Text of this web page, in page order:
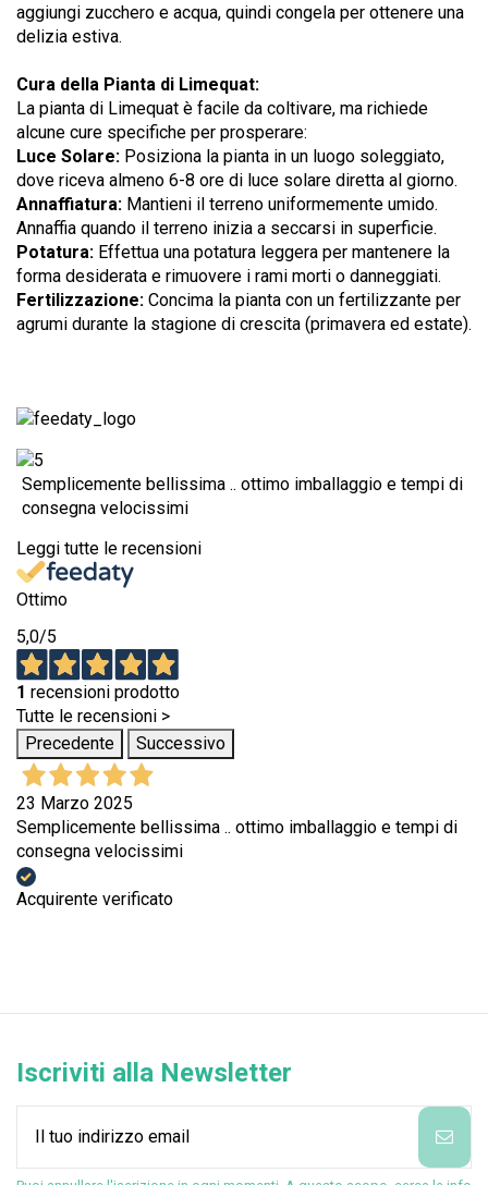
aggiungi zucchero e acqua, quindi congela per ottenere una
delizia estiva.
Cura della Pianta di Limequat:
La pianta di Limequat è facile da coltivare, ma richiede
alcune cure specifiche per prosperare:
Luce Solare: Posiziona la pianta in un luogo soleggiato,
dove riceva almeno 6-8 ore di luce solare diretta al giorno.
Annaffiatura: Mantieni il terreno uniformemente umido.
Annaffia quando il terreno inizia a seccarsi in superficie.
Potatura: Effettua una potatura leggera per mantenere la
forma desiderata e rimuovere i rami morti o danneggiati.
Fertilizzazione: Concima la pianta con un fertilizzante per
agrumi durante la stagione di crescita (primavera ed estate).
Semplicemente bellissima .. ottimo imballaggio e tempi di
consegna velocissimi
Leggi tutte le recensioni
Ottimo
5,0/5
1 recensioni prodotto
Tutte le recensioni >
Precedente
Successivo
23 Marzo 2025
Semplicemente bellissima .. ottimo imballaggio e tempi di
consegna velocissimi
Acquirente verificato
Iscriviti alla Newsletter